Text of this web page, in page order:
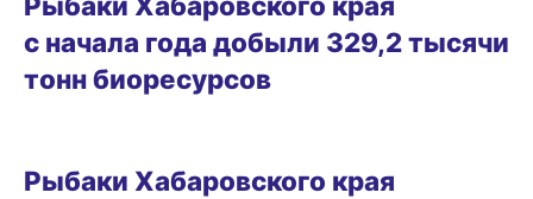
с начала года добыли 329,2 тысячи
тонн биоресурсов
Рыбаки Хабаровского края